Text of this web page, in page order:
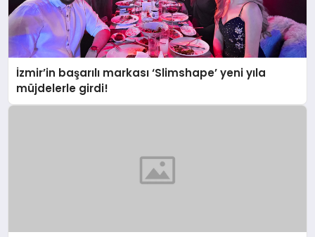
İzmir’in başarılı markası ‘Slimshape’ yeni yıla
müjdelerle girdi!